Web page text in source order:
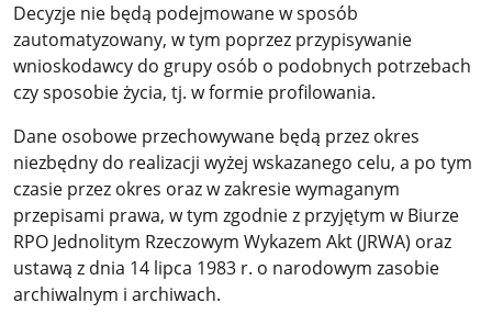
Decyzje nie będą podejmowane w sposób
zautomatyzowany, w tym poprzez przypisywanie
wnioskodawcy do grupy osób o podobnych potrzebach
czy sposobie życia, tj. w formie profilowania.
Dane osobowe przechowywane będą przez okres
niezbędny do realizacji wyżej wskazanego celu, a po tym
czasie przez okres oraz w zakresie wymaganym
przepisami prawa, w tym zgodnie z przyjętym w Biurze
RPO Jednolitym Rzeczowym Wykazem Akt (JRWA) oraz
ustawą z dnia 14 lipca 1983 r. o narodowym zasobie
archiwalnym i archiwach.